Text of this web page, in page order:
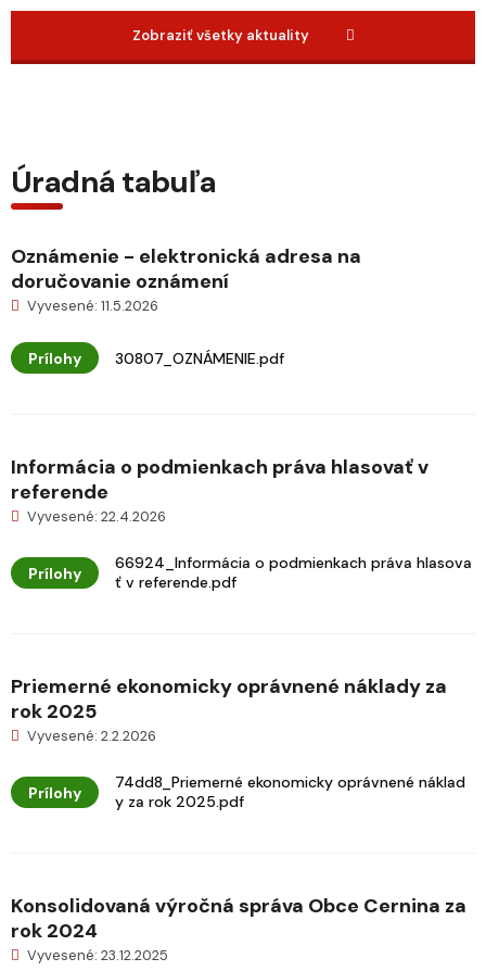
Zobraziť všetky aktuality
Úradná tabuľa
Oznámenie - elektronická adresa na
doručovanie oznámení
Vyvesené: 11.5.2026
Prílohy 30807_OZNÁMENIE.pdf
Informácia o podmienkach práva hlasovať v
referende
Vyvesené: 22.4.2026
Prílohy
66924_Informácia o podmienkach práva hlasova
ť v referende.pdf
Priemerné ekonomicky oprávnené náklady za
rok 2025
Vyvesené: 2.2.2026
Prílohy
74dd8_Priemerné ekonomicky oprávnené náklad
y za rok 2025.pdf
Konsolidovaná výročná správa Obce Cernina za
rok 2024
Vyvesené: 23.12.2025